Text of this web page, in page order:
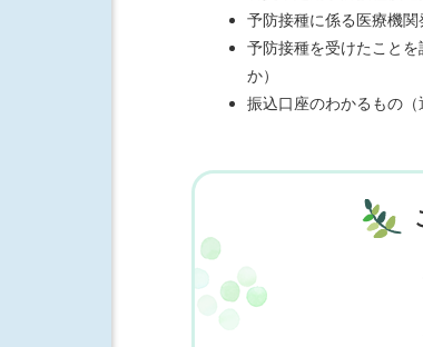
予防接種に係る医療機
予防接種を受けたこと
か）
振込口座のわかるもの（